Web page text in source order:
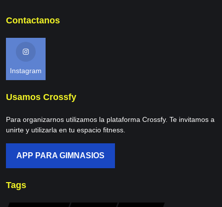
Contactanos
Instagram
Usamos Crossfy
Para organizarnos utilizamos la plataforma Crossfy. Te invitamos a
unirte y utilizarla en tu espacio fitness.
APP PARA GIMNASIOS
Tags